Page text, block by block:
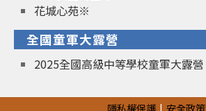
花城心苑※
全國童軍大露營
2025全國高級中等學校童軍大露營
隱私權保護 安全政策